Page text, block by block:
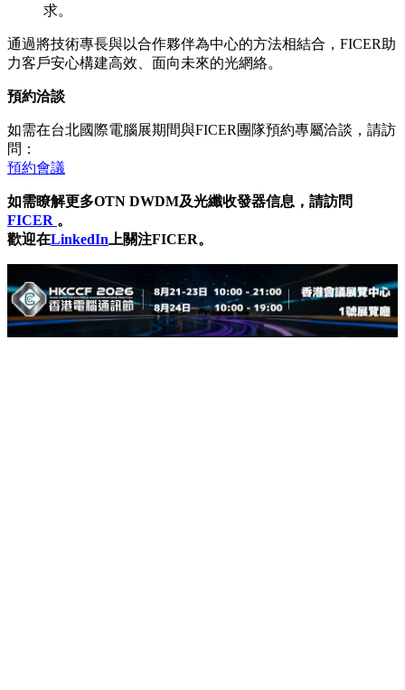
求。
通過將技術專長與以合作夥伴為中心的方法相結合，FICER助
力客戶安心構建高效、面向未來的光網絡。
預約洽談
如需在台北國際電腦展期間與FICER團隊預約專屬洽談，請訪
問：
預約會議
如需瞭解更多OTN DWDM及光纖收發器信息，請訪問
FICER 。
歡迎在LinkedIn 上關注FICER。